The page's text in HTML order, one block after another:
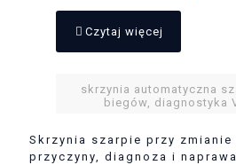
Czytaj więcej
skrzynia automatyczna
biegów, diagnostyka
Skrzynia szarpie przy
przyczyny, diagnoza i naprawa